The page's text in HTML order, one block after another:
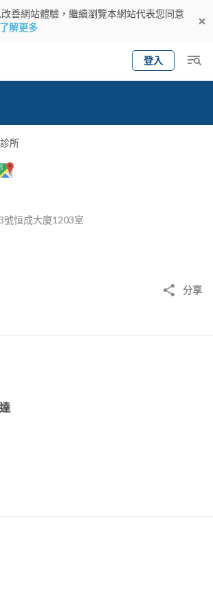
善網站體驗，繼續瀏覽本網站代表您同意
了解更多
登入
所
號恒成大廈1203室
分享